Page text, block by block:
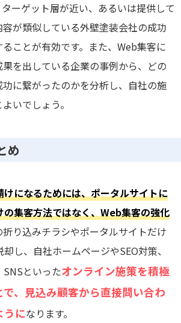
ーゲット層が近い、あるいは提供して
が類似している外壁塗装会社の成功
ことが有効です。また、Web集客に
を出している企業の事例から、どの
に繋がったのかを分析し、自社の施
いでしょう。
め
けになるためには、ポータルサイトに
の集客方法ではなく、Web集客の強化
折り込みチラシやポータルサイトだけ
し、自社ホームページやSEO対策、
SNSといったオンライン施策を積極
、見込み顧客から直接問い合わ
うになります。